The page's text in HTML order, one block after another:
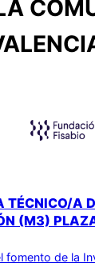
A
(M3)
fomento de la